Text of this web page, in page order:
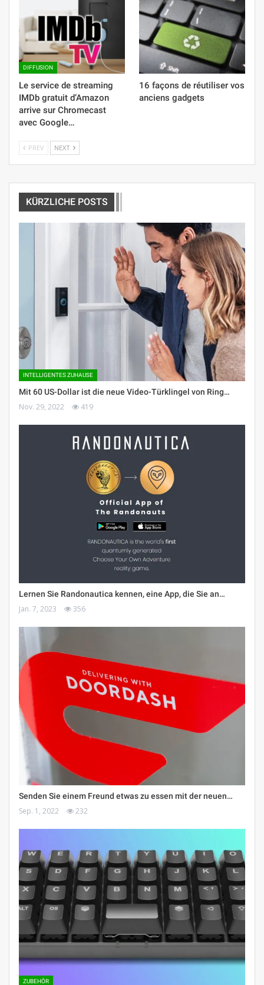
DIFFUSION
Le service de streaming
IMDb gratuit d’Amazon
arrive sur Chromecast
avec Google…
16 façons de réutiliser vos
anciens gadgets
PREV NEXT
KÜRZLICHE POSTS
INTELLIGENTES ZUHAUSE
Mit 60 US-Dollar ist die neue Video-Türklingel von Ring…
Nov. 29, 2022 419
Lernen Sie Randonautica kennen, eine App, die Sie an…
Jan. 7, 2023 356
Senden Sie einem Freund etwas zu essen mit der neuen…
Sep. 1, 2022 232
ZUBEHÖR